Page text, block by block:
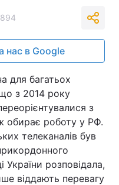
нас в Google
для багатьох
з 2014 року
з
обирає роботу у РФ.
телеканалів був
України розповідала,
віддають перевагу